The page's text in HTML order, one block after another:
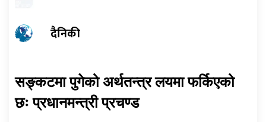
दैनिकी
सङ्कटमा पुगेको अर्थतन्त्र लयमा फर्किएको
छः प्रधानमन्त्री प्रचण्ड